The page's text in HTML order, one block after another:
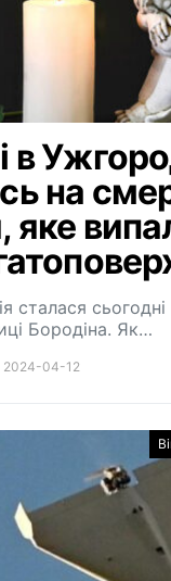
в
на
яке
сталася сьогодні
Бородіна. Як…
2024-04-12